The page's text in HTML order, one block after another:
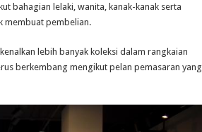
bahagian lelaki, wanita, kanak-kanak serta
membuat pembelian.
lebih banyak koleksi dalam rangkaian
berkembang mengikut pelan pemasaran yang